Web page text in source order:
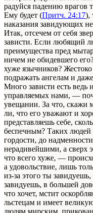
радуйся падению врагов
Ему будет (Притч. 24:17),
наказания завидующих
Итак, отсечем от себя
зависти. Если любящий
преимущества пред
ничем не обидевшего
хуже язычников?
подражать ангелам и
Много зависти есть ведь
управляемых нами, —
увещании. За что, скажи
ли, что его уважают и
представляешь себе,
беспечным? Таких людей
гордости, до
нерадивейшими, а сверх
что всего хуже, —
а удовольствие, лишь
из-за этого ты
завидуешь, в большей
что хочет, мстит
льстецам и имеет
людям мирским,